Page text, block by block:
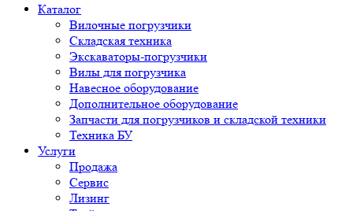
Каталог
Вилочные погрузчики
Складская техника
Экскаваторы-погрузчики
Вилы для погрузчика
Навесное оборудование
Дополнительное оборудование
Запчасти для погрузчиков и складской техники
Техника БУ
Услуги
Продажа
Сервис
Лизинг